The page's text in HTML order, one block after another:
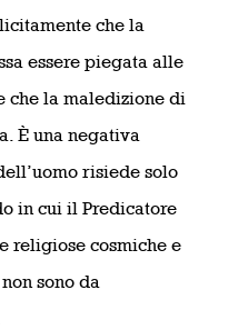
che la
essere piegata alle
che la maledizione di
È una negativa
risiede solo
in cui il Predicatore
religiose cosmiche e
sono da